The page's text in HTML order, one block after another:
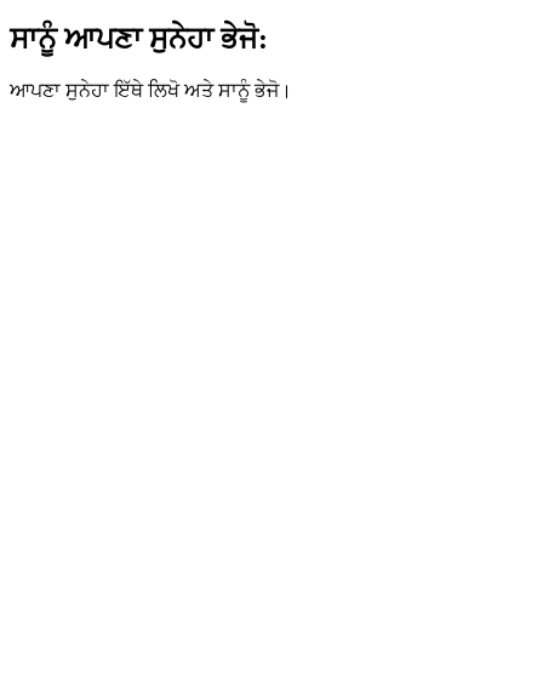
ਸਾਨੂੰ ਆਪਣਾ ਸੁਨੇਹਾ ਭੇਜੋ:
ਆਪਣਾ ਸੁਨੇਹਾ ਇੱਥੇ ਲਿਖੋ ਅਤੇ ਸਾਨੂੰ ਭੇਜੋ।